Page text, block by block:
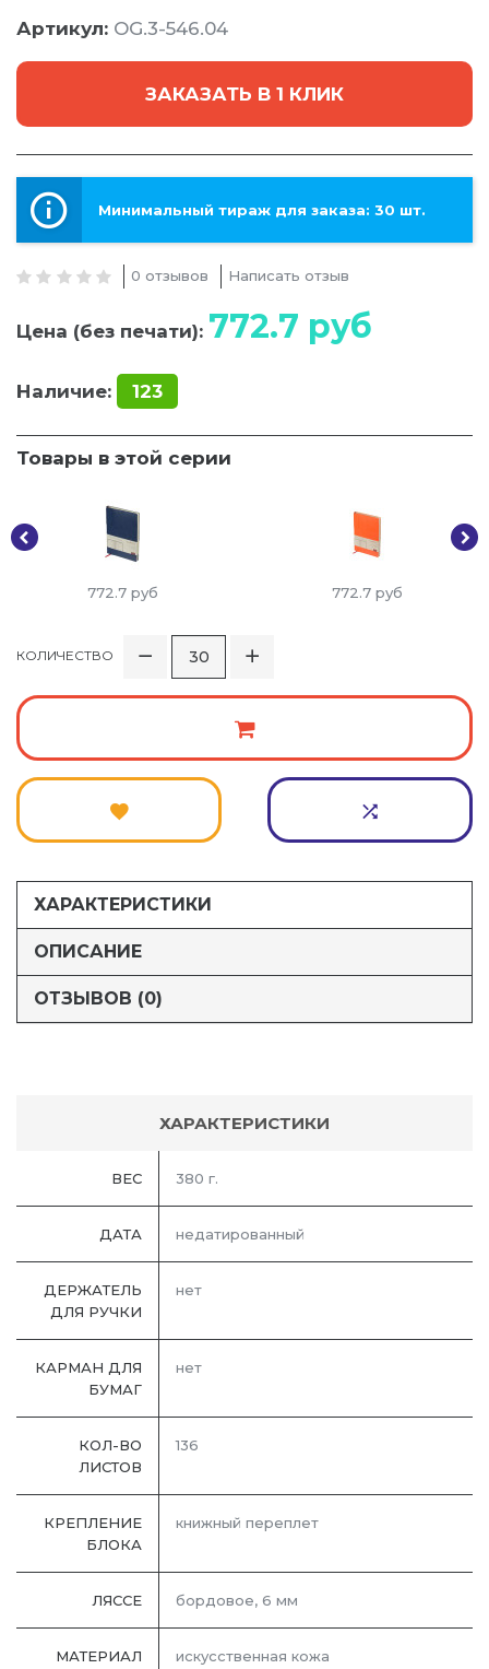
Артикул: OG.3-546.04
ЗАКАЗАТЬ В 1 КЛИК
Минимальный тираж для заказа: 30 шт.
0 отзывов Написать отзыв
Цена (без печати): 772.7 руб
Наличие: 123
Товары в этой серии
772.7руб 772.7руб
КОЛИЧЕСТВО
ХАРАКТЕРИСТИКИ
ОПИСАНИЕ
ОТЗЫВОВ (0)
ХАРАКТЕРИСТИКИ
ВЕС 380 г.
ДАТА недатированный
ДЕРЖАТЕЛЬ
ДЛЯ РУЧКИ
нет
КАРМАН ДЛЯ
БУМАГ
нет
КОЛ-ВО
ЛИСТОВ
136
КРЕПЛЕНИЕ
БЛОКА
книжный переплет
ЛЯССЕ бордовое, 6 мм
МАТЕРИАЛ искусственная кожа